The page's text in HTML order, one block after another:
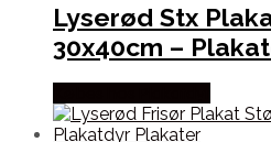
Lyserød Stx
30x40cm –